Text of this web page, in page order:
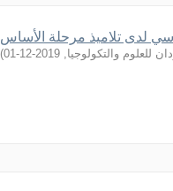
لدى تلاميذ مرحلة الأساس
للعلوم والتكولوجيا,
2019-12-01
)